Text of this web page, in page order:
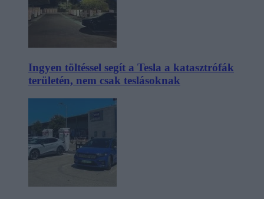
Ingyen töltéssel segít a Tesla a katasztrófák
területén, nem csak teslásoknak